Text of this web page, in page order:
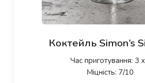
Коктейль Simon’s
Час приготування: 3
Міцність: 7/10